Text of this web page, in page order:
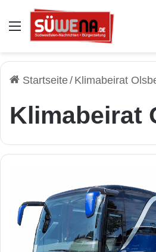
Auswahl
Startseite/ Klimabeirat
Klimabeirat